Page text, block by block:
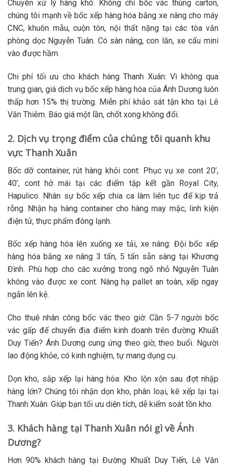
Chuyên xử lý hàng khó: Không chỉ bốc vác thùng carton,
chúng tôi mạnh về bốc xếp hàng hóa bằng xe nângcho máy
CNC, khuôn mẫu, cuộn tôn, nội thất nặng tại các tòa văn
phòng dọc Nguyễn Tuân. Có sàn nâng, con lăn, xe cẩu mini
vào được hầm.
Chi phí tối ưu cho khách hàng Thanh Xuân: Vì không qua
trung gian, giá dịch vụ bốc xếp hàng hóa của Ánh Dương luôn
thấp hơn 15% thị trường. Miễn phí khảo sát tận kho tại Lê
Văn Thiêm. Báo giá một lần, chốt xong không đổi.
2. Dịch vụ trọng điểm của chúng tôi quanh khu
vực Thanh Xuân
Bốc dỡ container, rút hàng khỏi cont: Phục vụ xe cont 20’,
40’, cont hở mái tại các điểm tập kết gần Royal City,
Hapulico. Nhân sự bốc xếp chia ca làm liên tục để kịp trả
rỗng. Nhậnhạ hàng containercho hàng may mặc, linh kiện
điện tử, thực phẩm đông lạnh.
Bốc xếp hàng hóa lên xuống xe tải, xe nâng: Đội bốc xếp
hàng hóa bằng xe nâng 3 tấn, 5 tấn sẵn sàng tại Khương
Đình. Phù hợp cho các xưởng trong ngõ nhỏ Nguyễn Tuân
không vào được xe cont. Nâng hạ pallet an toàn, xếp ngay
ngắn lên kệ.
Cho thuê nhân công bốc vác theo giờ: Cần 5-7 ngườibốc
vác gấp để chuyển địa điểm kinh doanh trên đường Khuất
Duy Tiến? Ánh Dương cung ứng theo giờ, theo buổi. Người
lao động khỏe, có kinh nghiệm, tự mang dụng cụ.
Dọn kho, sắp xếp lại hàng hóa: Kho lộn xộn sau đợt nhập
hàng lớn? Chúng tôi nhận dọn kho, phân loại, kê xếp lại tại
Thanh Xuân. Giúp bạn tối ưu diện tích, dễ kiểm soát tồn kho.
3. Khách hàng tại Thanh Xuân nói gì về Ánh
Dương?
Hơn 90% khách hàng tại Đường Khuất Duy Tiến, Lê Văn